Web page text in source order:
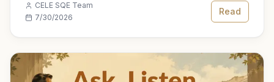
CELE SQE Team
7/30/2026
Read